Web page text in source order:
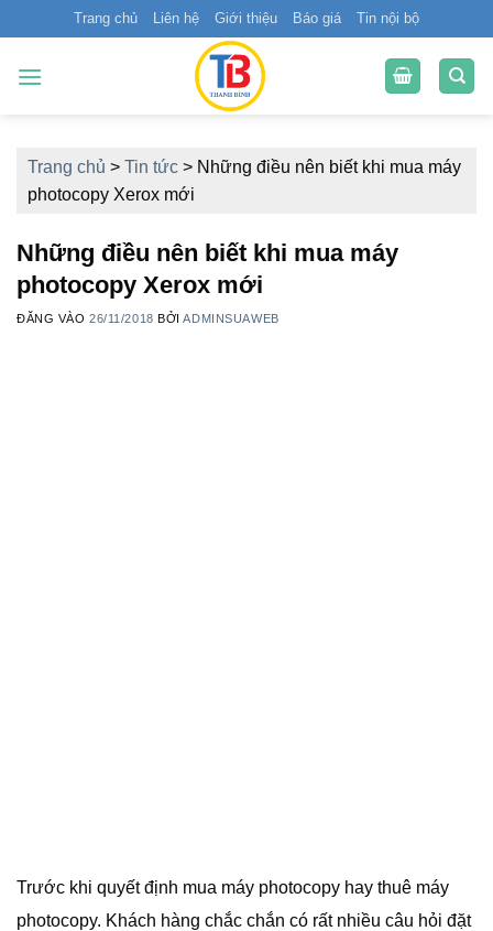
qua
nội
Trang chủ Liên hệ Giới thiệu Báo giá Tin nội bộ
Trang chủ > Tin tức > Những điều nên biết khi mua máy
photocopy Xerox mới
Những điều nên biết khi mua máy
photocopy Xerox mới
ĐĂNG VÀO26/11/2018 BỞIADMINSUAWEB
Trước khi quyết định mua máy photocopy hay thuê máy
photocopy. Khách hàng chắc chắn có rất nhiều câu hỏi đặt